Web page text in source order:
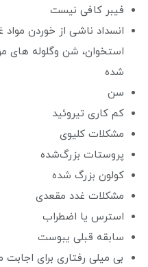
فیبر کافی نیست
انسداد ناشی از خوردن مواد
استخوان، شن وگلوله های
شده
سن
کم کاری تیروئید
مشکلات کلیوی
پروستات بزرگ‌شده
کولون بزرگ شده
مشکلات غدد مقعدی
استرس یا اضطراب
سابقه قبلی یبوست
بی میلی رفتاری برای اجابت